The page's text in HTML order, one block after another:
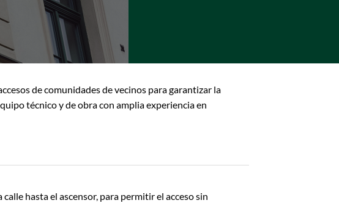
de comunidades de vecinos para garantizar la
técnico y de obra con amplia experiencia en
calle hasta el ascensor, para permitir el acceso sin